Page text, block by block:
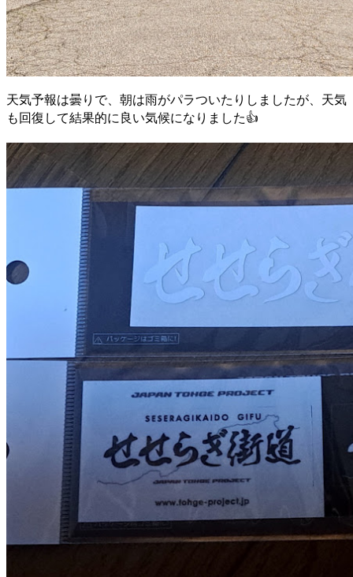
天気予報は曇りで、朝は雨がパラついたりしましたが、天気
も回復して結果的に良い気候になりました👍️